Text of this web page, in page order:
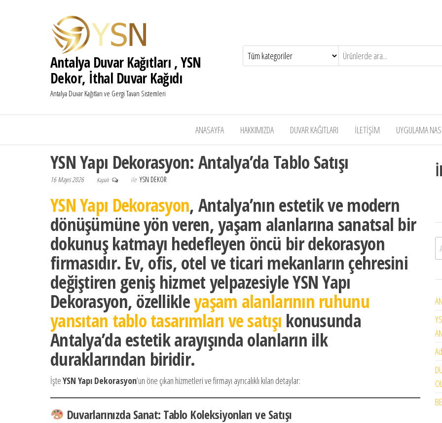
Antalya Duvar Kağıtları , YSN
Dekor, İthal Duvar Kağıdı
Antalya Duvar Kağıtları ve Gergi Tavan Sistemleri
ANASAYFA HAKKIMIZDA DUVAR KAĞITLARI İLETİŞİM UYGULAMA
YSN Yapı Dekorasyon: Antalya’da Tablo Satışı
16 Mayıs 2026 Kapalı ile YSN DEKOR
YSN Yapı Dekorasyon, Antalya’nın estetik ve modern
dönüşümüne yön veren, yaşam alanlarına sanatsal bir
dokunuş katmayı hedefleyen öncü bir dekorasyon
firmasıdır. Ev, ofis, otel ve ticari mekanların çehresini
değiştiren geniş hizmet yelpazesiyle YSN Yapı
Dekorasyon, özellikleyaşam alanlarının ruhunu
yansıtan tablo tasarımları ve satışı konusunda
Antalya’da estetik arayışında olanların ilk
duraklarından biridir.
İşteYSN Yapı Dekorasyon’un öne çıkan hizmetleri ve firmayı ayrıcalıklı kılan detaylar:
Duvarlarınızda Sanat: Tablo Koleksiyonları ve Satışı